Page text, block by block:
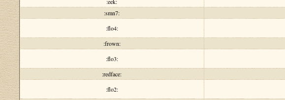
:smn7:
:flo4:
:frown:
:flo3:
:redface:
:flo2: